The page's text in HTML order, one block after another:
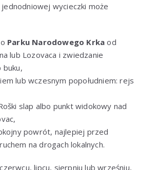
wycieczki może
Parku Narodowego Krka od
lub Lozovaca i zwiedzanie
buku,
lub wczesnym popołudniem: rejs
slap albo punkt widokowy nad
powrót, najlepiej przed
na drogach lokalnych.
lipcu, sierpniu lub wrześniu,